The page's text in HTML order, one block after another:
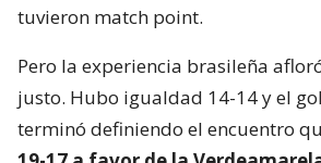
tuvieron match point.
Pero la experiencia brasileña
justo. Hubo igualdad 14-14 y el
terminó definiendo el encuentro